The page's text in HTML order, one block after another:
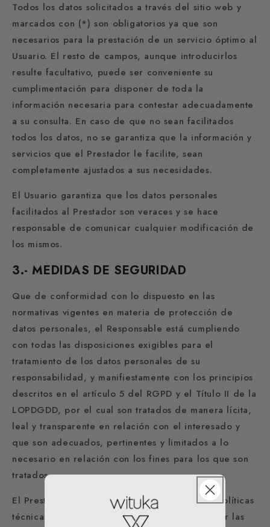
Todos los datos solicitados a través del sitio web y
marcados con (*) son obligatorios ya que son
necesarios para la prestación de un servicio óptimo al
Usuario. El resto de campos, aunque introducirlos
resulte facultativo, puede ser conveniente su
cumplimentación para disponer de toda la
información necesaria para contestar adecuadamente
a su consulta. En caso de que no sean facilitados
todos los datos, no se garantiza que la información y
servicios que el Prestador le facilite, sean
completamente ajustados a sus necesidades.
El Usuario garantiza que los datos personales
facilitados al Prestador son veraces y se hace
responsable de comunicar cualquier modificación de
los mismos.
3.- MEDIDAS DE SEGURIDAD
Que de conformidad con lo dispuesto en las
normativas vigentes en materia de protección de
datos personales, el Responsable está cumpliendo
con todas las disposiciones exigibles para el
tratamiento de los datos personales de su
responsabilidad, y manifiestamente con los principios
descritos en el artículo 5 del RGPD y el Título II de la
LOPDGDD, por el cual son tratados de manera lícita,
leal y transparente en relación con el interesado y
que son adecuados, pertinentes y limitados a lo
necesario en relación con los fines para los que son
tratados.
El Prestador garantiza que ha implementado políticas
técnicas y organizativas apropiadas para aplicar las